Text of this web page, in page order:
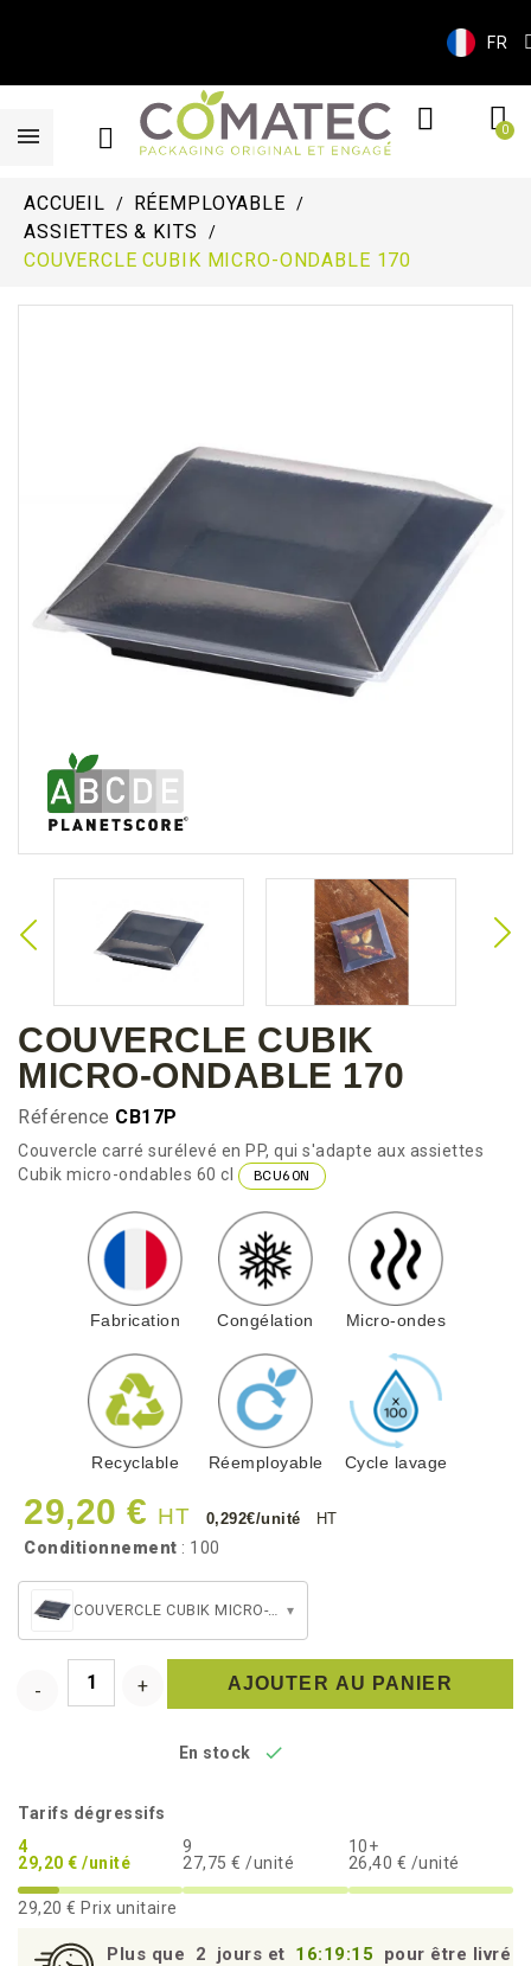
FR
ACCUEIL
RÉEMPLOYABLE
ASSIETTES & KITS
COUVERCLE CUBIK MICRO-ONDABLE 170
COUVERCLE CUBIK
MICRO-ONDABLE 170
Référence CB17P
Couvercle carré surélevé en PP, qui s'adapte aux assiettes
Cubik micro-ondables 60 cl
BCU60N
Fabrication Congélation Micro-ondes
Recyclable Réemployable Cycle lavage
29,20 € HT 0,292€/unité HT
Conditionnement : 100
COUVERCLE CUBIK MICRO-ONDABLE 170 ▾
AJOUTER AU PANIER
En stock 
Tarifs dégressifs
4
29,20 € /unité
9
27,75 € /unité
10+
26,40 € /unité
29,20 € Prix unitaire
Plus que 2 jours et 16:19:15
pour être livré